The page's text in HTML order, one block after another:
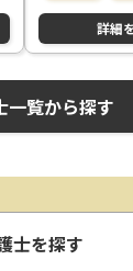
詳細
一覧から探す
士を探す